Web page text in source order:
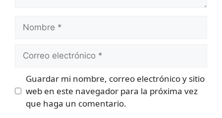
electrónico
Guardar mi nombre, correo electrónico y sitio
web en este navegador para la próxima vez
que haga un comentario.